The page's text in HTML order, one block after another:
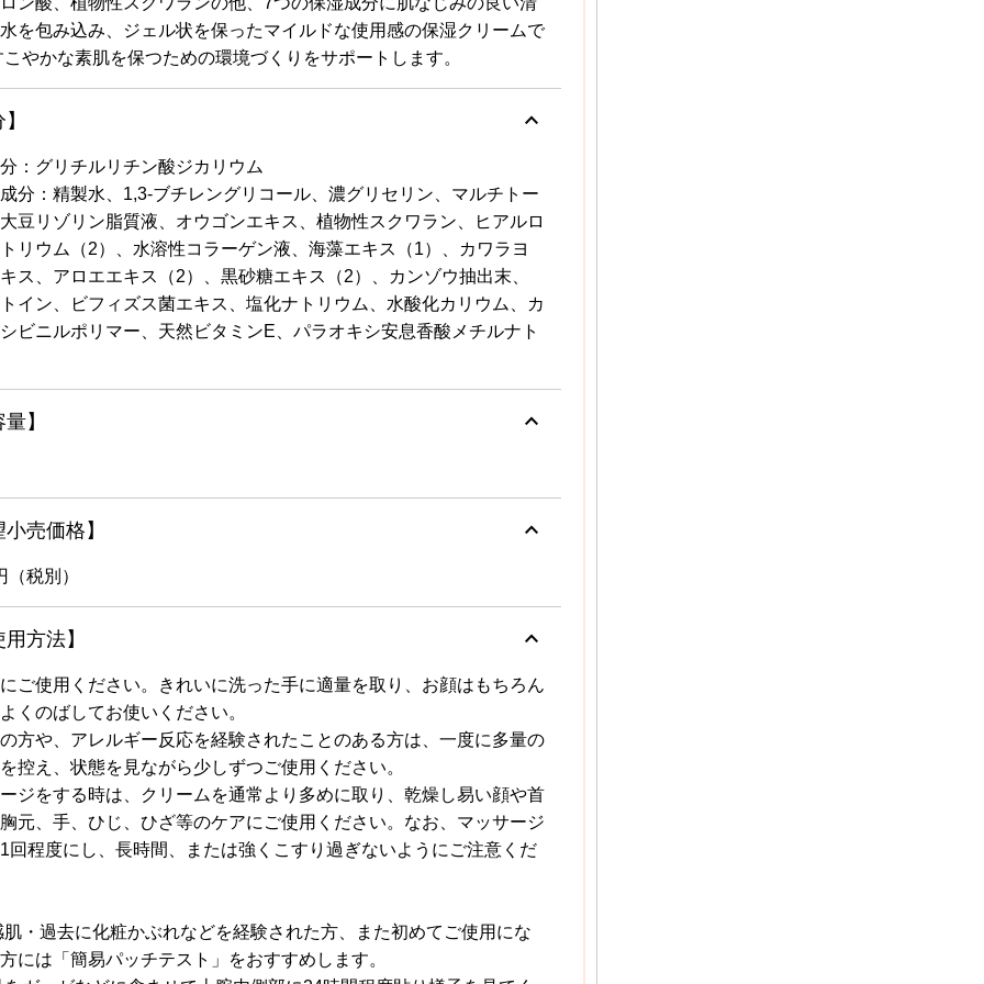
を包み込み、ジェル状を保ったマイルドな使用感の保湿クリームで
やかな素肌を保つための環境づくりをサポートします。
keyboard_arrow_up
：グリチルリチン酸ジカリウム
分：精製水、1,3-ブチレングリコール、濃グリセリン、マルチトー
豆リゾリン脂質液、オウゴンエキス、植物性スクワラン、ヒアルロ
リウム（2）、水溶性コラーゲン液、海藻エキス（1）、カワラヨ
ス、アロエエキス（2）、黒砂糖エキス（2）、カンゾウ抽出末、
イン、ビフィズス菌エキス、塩化ナトリウム、水酸化カリウム、カ
ビニルポリマー、天然ビタミンE、パラオキシ安息香酸メチルナト
】 keyboard_arrow_up
売価格】 keyboard_arrow_up
（税別）
方法】 keyboard_arrow_up
ご使用ください。きれいに洗った手に適量を取り、お顔はもちろん
くのばしてお使いください。
方や、アレルギー反応を経験されたことのある方は、一度に多量の
控え、状態を見ながら少しずつご使用ください。
ジをする時は、クリームを通常より多めに取り、乾燥し易い顔や首
元、手、ひじ、ひざ等のケアにご使用ください。なお、マッサージ
回程度にし、長時間、または強くこすり過ぎないようにご注意くだ
・過去に化粧かぶれなどを経験された方、また初めてご使用にな
には「簡易パッチテスト」をおすすめします。